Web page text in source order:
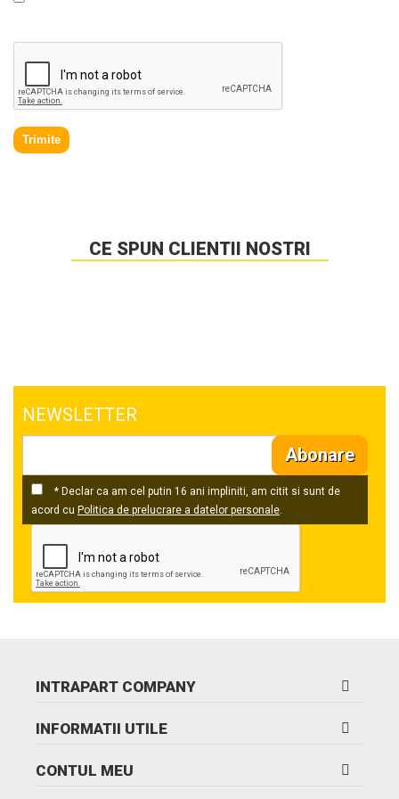
Trimite
CE SPUN CLIENTII NOSTRI
NEWSLETTER
Abonare
* Declar ca am cel putin 16 ani impliniti, am citit si sunt de
acord cu Politica de prelucrare a datelor personale.
INTRAPART COMPANY
INFORMATII UTILE
CONTUL MEU